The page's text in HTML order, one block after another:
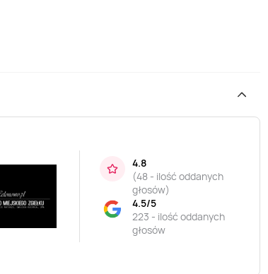
4.8
(48 - ilość oddanych
głosów)
4.5/5
223 - ilość oddanych
głosów